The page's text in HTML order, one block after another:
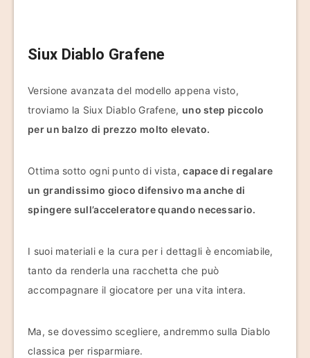
Siux Diablo Grafene
Versione avanzata del modello appena visto,
troviamo la Siux Diablo Grafene, uno step piccolo
per un balzo di prezzo molto elevato.
Ottima sotto ogni punto di vista,capace di regalare
un grandissimo gioco difensivo ma anche di
spingere sull’acceleratore quando necessario.
I suoi materiali e la cura per i dettagli è encomiabile,
tanto da renderla una racchetta che può
accompagnare il giocatore per una vita intera.
Ma, se dovessimo scegliere, andremmo sulla Diablo
classica per risparmiare.